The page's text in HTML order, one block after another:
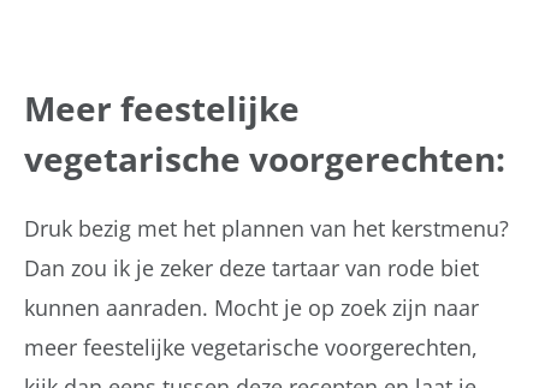
Meer feestelijke
vegetarische voorgerechten:
Druk bezig met het plannen van het kerstmenu?
Dan zou ik je zeker deze tartaar van rode biet
kunnen aanraden. Mocht je op zoek zijn naar
meer feestelijke vegetarische voorgerechten,